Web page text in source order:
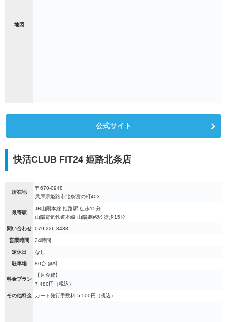
地図
公式サイト
快活CLUB FiT24 姫路北条店
所在地
〒670-0948
兵庫県姫路市北条宮の町403
最寄駅
JR山陽本線 姫路駅 徒歩15分
山陽電気鉄道本線 山陽姫路駅 徒歩15分
問い合わせ 079-226-8488
営業時間 24時間
定休日 なし
駐車場 80台 無料
料金プラン
【月会費】
7,480円（税込）
その他料金 カード発行手数料 5,500円（税込）